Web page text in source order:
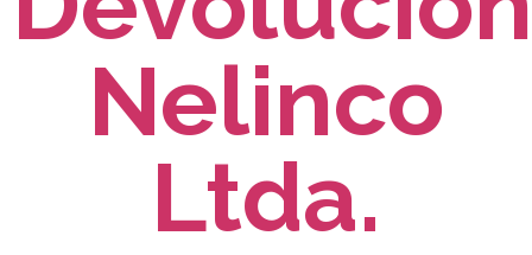
Nelinco
Ltda.